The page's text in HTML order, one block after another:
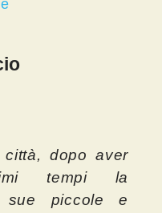
città, dopo aver
tempi la
sue piccole e